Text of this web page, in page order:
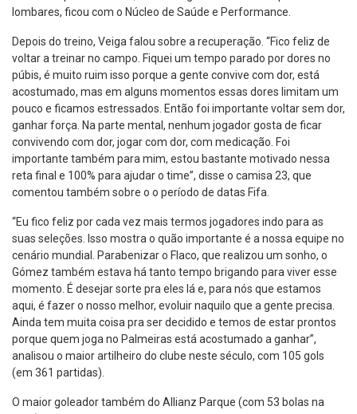
lombares, ficou com o Núcleo de Saúde e Performance.
Depois do treino, Veiga falou sobre a recuperação. “Fico feliz de
voltar a treinar no campo. Fiquei um tempo parado por dores no
púbis, é muito ruim isso porque a gente convive com dor, está
acostumado, mas em alguns momentos essas dores limitam um
pouco e ficamos estressados. Então foi importante voltar sem dor,
ganhar força. Na parte mental, nenhum jogador gosta de ficar
convivendo com dor, jogar com dor, com medicação. Foi
importante também para mim, estou bastante motivado nessa
reta final e 100% para ajudar o time”, disse o camisa 23, que
comentou também sobre o o período de datas Fifa.
“Eu fico feliz por cada vez mais termos jogadores indo para as
suas seleções. Isso mostra o quão importante é a nossa equipe no
cenário mundial. Parabenizar o Flaco, que realizou um sonho, o
Gómez também estava há tanto tempo brigando para viver esse
momento. É desejar sorte pra eles lá e, para nós que estamos
aqui, é fazer o nosso melhor, evoluir naquilo que a gente precisa.
Ainda tem muita coisa pra ser decidido e temos de estar prontos
porque quem joga no Palmeiras está acostumado a ganhar”,
analisou o maior artilheiro do clube neste século, com 105 gols
(em 361 partidas).
O maior goleador também do Allianz Parque (com 53 bolas na